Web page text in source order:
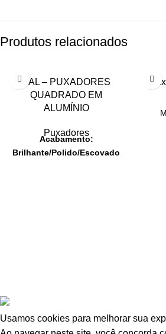
Produtos relacionados
PAL – PUXADORES
QUADRADO EM
ALUMÍNIO
Puxadores
Acabamento:
Brilhante/Polido/Escovado
Usamos cookies para melhorar sua